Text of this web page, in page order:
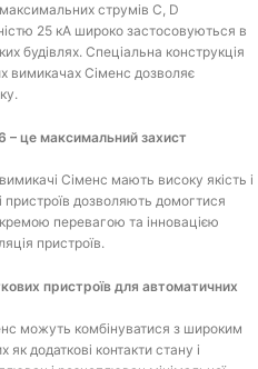
струмів C, D
25 кА широко застосовуються в
будівлях. Спеціальна конструкція
вимикачах Сіменс дозволяє
– це максимальний захист
Сіменс мають високу якість і
пристроїв дозволяють домогтися
перевагою та інновацією
пристроїв.
пристроїв для автоматичних
можуть комбінуватися з широким
додаткові контакти стану і